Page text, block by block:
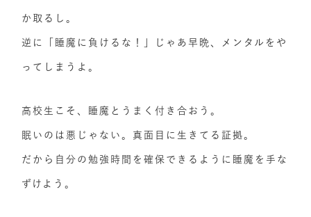
か取るし。
逆に「睡魔に負けるな！」じゃあ早晩、メンタルをや
ってしまうよ。
高校生こそ、睡魔とうまく付き合おう。
眠いのは悪じゃない。真面目に生きてる証拠。
だから自分の勉強時間を確保​できるように睡魔を手な
ずけよう。